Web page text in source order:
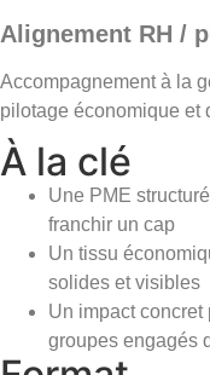
Alignement RH /
Accompagnement à la
pilotage économique et
À la clé
Une PME
franchir un cap
Un tissu
solides et visibles
Un impact
groupes engagés